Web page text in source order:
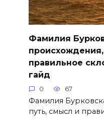
Фамилия
правильное
гайд
0 67
Фамилия
путь, смысл и